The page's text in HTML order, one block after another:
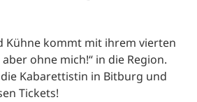
Kühne kommt mit ihrem vierten
ohne mich!“ in die Region.
Kabarettistin in Bitburg und
Tickets!